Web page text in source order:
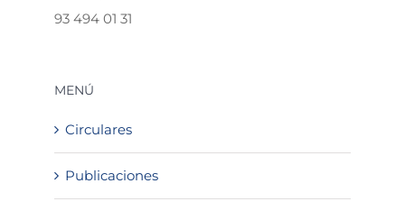
93 494 01 31
MENÚ
Circulares
Publicaciones